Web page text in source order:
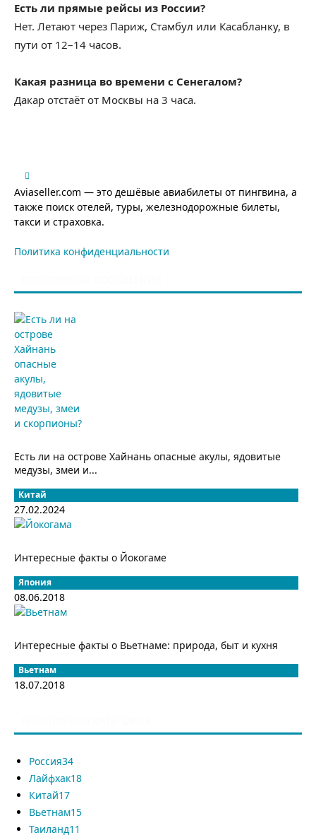
Есть ли прямые рейсы из России?
Нет. Летают через Париж, Стамбул или Касабланку, в
пути от 12–14 часов.
Какая разница во времени с Сенегалом?
Дакар отстаёт от Москвы на 3 часа.
Aviaseller.com — это дешёвые авиабилеты от пингвина, а
также поиск отелей, туры, железнодорожные билеты,
такси и страховка.
Политика конфиденциальности
Есть ли на острове Хайнань опасные акулы, ядовитые
медузы, змеи и...
Китай
27.02.2024
Интересные факты о Йокогаме
Япония
08.06.2018
Интересные факты о Вьетнаме: природа, быт и кухня
Вьетнам
18.07.2018
Россия34
Лайфхак18
Китай17
Вьетнам15
Таиланд11